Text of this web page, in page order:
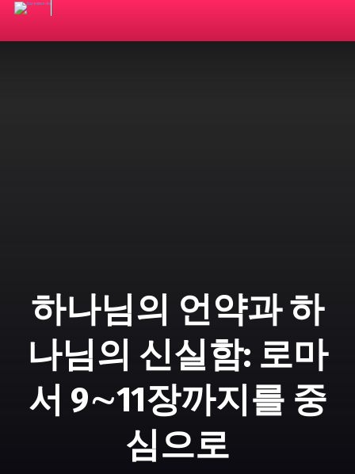
하나님의 언약과 하
나님의 신실함: 로마
서 9∼11장까지를 중
심으로